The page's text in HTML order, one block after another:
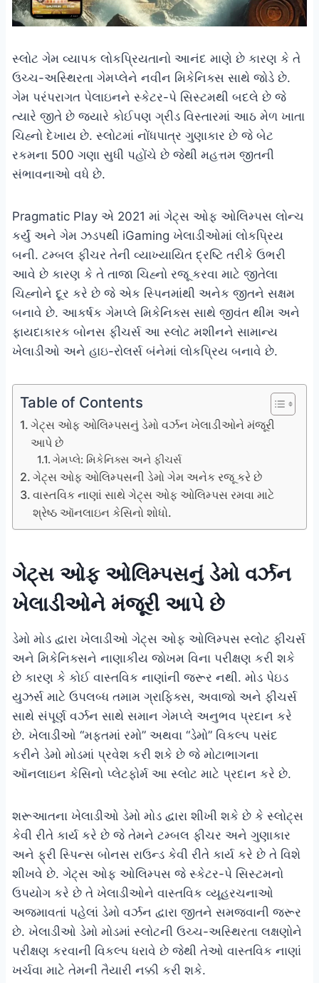
સ્લોટ ગેમ વ્યાપક લોકપ્રિયતાનો આનંદ માણે છે કારણ કે તે
ઉચ્ચ-અસ્થિરતા ગેમપ્લેને નવીન મિકેનિક્સ સાથે જોડે છે.
ગેમ પરંપરાગત પેલાઇનને સ્કેટર-પે સિસ્ટમથી બદલે છે જે
ત્યારે જીતે છે જ્યારે કોઈપણ ગ્રીડ વિસ્તારમાં આઠ મેળ ખાતા
ચિહ્નો દેખાય છે. સ્લોટમાં નોંધપાત્ર ગુણાકાર છે જે બેટ
રકમના 500 ગણા સુધી પહોંચે છે જેથી મહત્તમ જીતની
સંભાવનાઓ વધે છે.
Pragmatic Play એ 2021 માં ગેટ્સ ઓફ ઓલિમ્પસ લોન્ચ
કર્યું અને ગેમ ઝડપથી iGaming ખેલાડીઓમાં લોકપ્રિય
બની. ટમ્બલ ફીચર તેની વ્યાખ્યાયિત દ્રષ્ટિ તરીકે ઉભરી
આવે છે કારણ કે તે તાજા ચિહ્નો રજૂ કરવા માટે જીતેલા
ચિહ્નોને દૂર કરે છે જે એક સ્પિનમાંથી અનેક જીતને સક્ષમ
બનાવે છે. આકર્ષક ગેમપ્લે મિકેનિક્સ સાથે જીવંત થીમ અને
ફાયદાકારક બોનસ ફીચર્સ આ સ્લોટ મશીનને સામાન્ય
ખેલાડીઓ અને હાઇ-રોલર્સ બંનેમાં લોકપ્રિય બનાવે છે.
Table of Contents
ગેટ્સ ઓફ ઓલિમ્પસનું ડેમો વર્ઝન ખેલાડીઓને મંજૂરી
આપે છે
ગેમપ્લે: મિકેનિક્સ અને ફીચર્સ
ગેટ્સ ઓફ ઓલિમ્પસની ડેમો ગેમ અનેક રજૂ કરે છે
વાસ્તવિક નાણાં સાથે ગેટ્સ ઓફ ઓલિમ્પસ રમવા માટે
શ્રેષ્ઠ ઑનલાઇન કેસિનો શોધો.
ગેટ્સ ઓફ ઓલિમ્પસનું ડેમો વર્ઝન
ખેલાડીઓને મંજૂરી આપે છે
ડેમો મોડ દ્વારા ખેલાડીઓ ગેટ્સ ઓફ ઓલિમ્પસ સ્લોટ ફીચર્સ
અને મિકેનિક્સને નાણાકીય જોખમ વિના પરીક્ષણ કરી શકે
છે કારણ કે કોઈ વાસ્તવિક નાણાંની જરૂર નથી. મોડ પેઇડ
યુઝર્સ માટે ઉપલબ્ધ તમામ ગ્રાફિક્સ, અવાજો અને ફીચર્સ
સાથે સંપૂર્ણ વર્ઝન સાથે સમાન ગેમપ્લે અનુભવ પ્રદાન કરે
છે. ખેલાડીઓ “મફતમાં રમો” અથવા “ડેમો” વિકલ્પ પસંદ
કરીને ડેમો મોડમાં પ્રવેશ કરી શકે છે જે મોટાભાગના
ઑનલાઇન કેસિનો પ્લેટફોર્મ આ સ્લોટ માટે પ્રદાન કરે છે.
શરૂઆતના ખેલાડીઓ ડેમો મોડ દ્વારા શીખી શકે છે કે સ્લોટ્સ
કેવી રીતે કાર્ય કરે છે જે તેમને ટમ્બલ ફીચર અને ગુણાકાર
અને ફ્રી સ્પિન્સ બોનસ રાઉન્ડ કેવી રીતે કાર્ય કરે છે તે વિશે
શીખવે છે. ગેટ્સ ઓફ ઓલિમ્પસ જે સ્કેટર-પે સિસ્ટમનો
ઉપયોગ કરે છે તે ખેલાડીઓને વાસ્તવિક વ્યૂહરચનાઓ
અજમાવતાં પહેલાં ડેમો વર્ઝન દ્વારા જીતને સમજવાની જરૂર
છે. ખેલાડીઓ ડેમો મોડમાં સ્લોટની ઉચ્ચ-અસ્થિરતા લક્ષણોને
પરીક્ષણ કરવાની વિકલ્પ ધરાવે છે જેથી તેઓ વાસ્તવિક નાણાં
ખર્ચવા માટે તેમની તૈયારી નક્કી કરી શકે.